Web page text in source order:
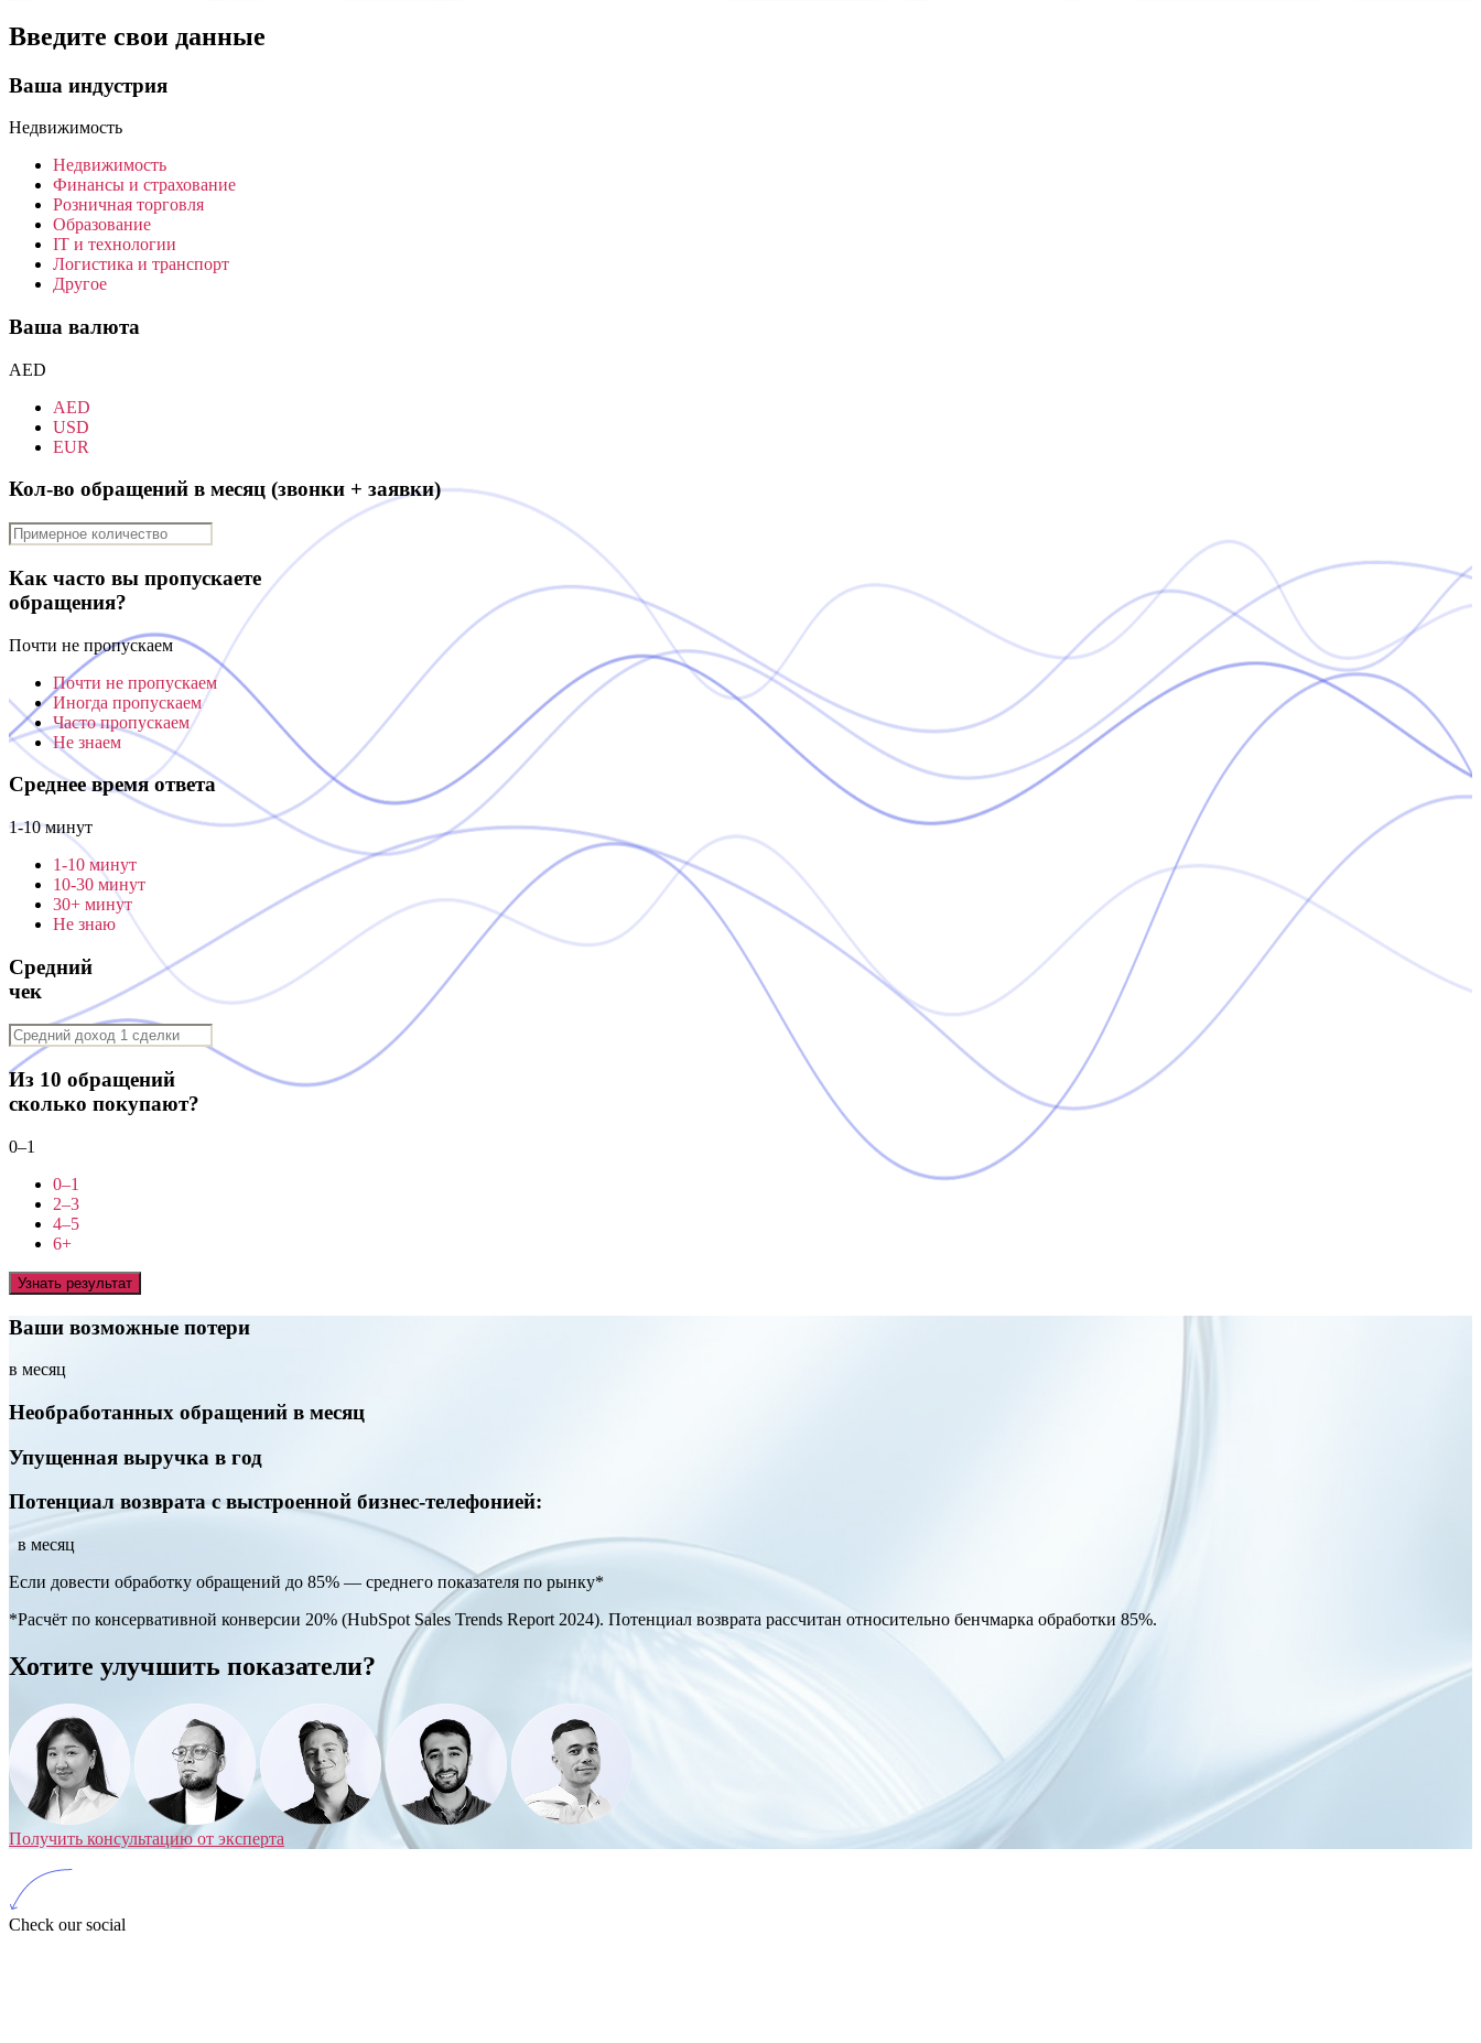
Введите свои данные
Ваша индустрия
Недвижимость
Недвижимость
Финансы и страхование
Розничная торговля
Образование
IT и технологии
Логистика и транспорт
Другое
Ваша валюта
AED
AED
USD
EUR
Кол-во обращений в месяц (звонки + заявки)
Как часто вы пропускаете
обращения?
Почти не пропускаем
Почти не пропускаем
Иногда пропускаем
Часто пропускаем
Не знаем
Среднее время ответа
1-10 минут
1-10 минут
10-30 минут
30+ минут
Не знаю
Средний
чек
Из 10 обращений
сколько покупают?
0–1
0–1
2–3
4–5
6+
Узнать результат
Ваши возможные потери
в месяц
Необработанных обращений в месяц
Упущенная выручка в год
Потенциал возврата с выстроенной бизнес-телефонией:
в месяц
Если довести обработку обращений до 85% — среднего показателя по рынку*
*Расчёт по консервативной конверсии 20% (HubSpot Sales Trends Report 2024). Потенциал возврата рассчитан относительно бенчмарка обработки 85%.
Хотите улучшить показатели?
Получить консультацию от эксперта
Check our social